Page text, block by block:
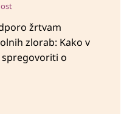
žrtvam
zlorab: Kako v
o